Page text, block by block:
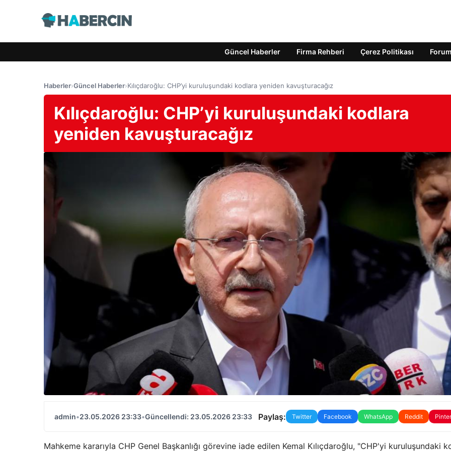
Güncel Haberler Firma Rehberi Çerez Politikası Forum
Haberler›Güncel Haberler›Kılıçdaroğlu: CHP’yi kuruluşundaki kodlara yeniden kavuşturacağız
Kılıçdaroğlu: CHP’yi kuruluşundaki kodlara
yeniden kavuşturacağız
admin•23.05.2026 23:33•Güncellendi: 23.05.2026 23:33 Paylaş: Twitter Facebook WhatsApp Reddit
Mahkeme kararıyla CHP Genel Başkanlığı görevine iade edilen Kemal Kılıçdaroğlu, "CHP'yi kuruluşundaki